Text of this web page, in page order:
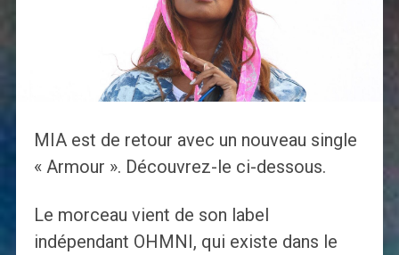
MIA est de retour avec un nouveau single
« Armour ». Découvrez-le ci-dessous.
Le morceau vient de son label
indépendant OHMNI, qui existe dans le